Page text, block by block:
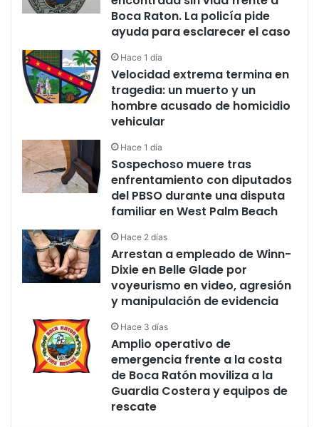
Boca Raton. La policía pide
ayuda para esclarecer el caso
Hace 1 día
Velocidad extrema termina en
tragedia: un muerto y un
hombre acusado de homicidio
vehicular
Hace 1 día
Sospechoso muere tras
enfrentamiento con diputados
del PBSO durante una disputa
familiar en West Palm Beach
Hace 2 días
Arrestan a empleado de Winn-
Dixie en Belle Glade por
voyeurismo en video, agresión
y manipulación de evidencia
Hace 3 días
Amplio operativo de
emergencia frente a la costa
de Boca Ratón moviliza a la
Guardia Costera y equipos de
rescate